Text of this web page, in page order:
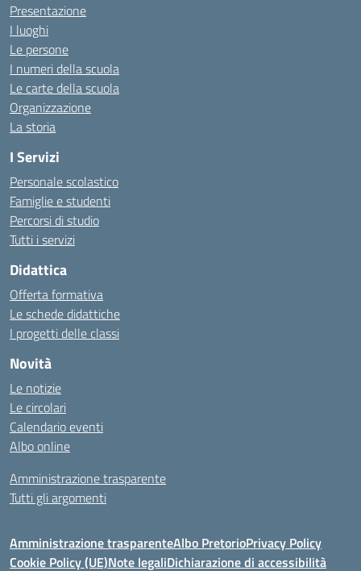
Presentazione
I luoghi
Le persone
I numeri della scuola
Le carte della scuola
Organizzazione
La storia
I Servizi
Personale scolastico
Famiglie e studenti
Percorsi di studio
Tutti i servizi
Didattica
Offerta formativa
Le schede didattiche
I progetti delle classi
Novità
Le notizie
Le circolari
Calendario eventi
Albo online
Amministrazione trasparente
Tutti gli argomenti
Amministrazione trasparenteAlbo PretorioPrivacy Policy
Cookie Policy (UE)Note legaliDichiarazione di accessibilità